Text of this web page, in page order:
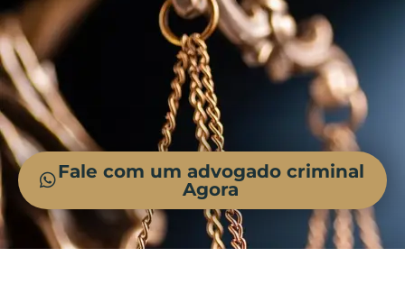
Fale com um advogado criminal
Agora